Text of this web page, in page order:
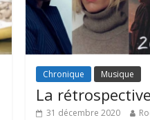
Chronique Musique
La
31 décembre 2020